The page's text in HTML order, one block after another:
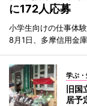
に172人応募
小学生向けの仕事体
8月1日、多摩信用金
学ぶ・
旧
居予